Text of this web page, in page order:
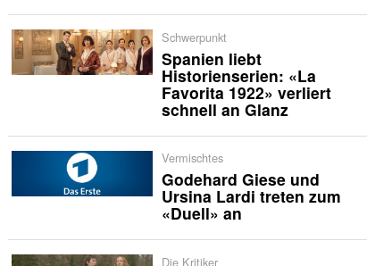
Schwerpunkt
Spanien liebt
Historienserien: «La
Favorita 1922» verliert
schnell an Glanz
Vermischtes
Godehard Giese und
Ursina Lardi treten zum
«Duell» an
Die Kritiker